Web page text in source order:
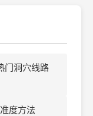
门洞穴线路
度方法